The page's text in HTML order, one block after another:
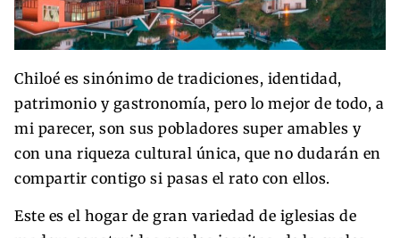
Chiloé es sinónimo de tradiciones, identidad,
patrimonio y gastronomía, pero lo mejor de todo, a
mi parecer, son sus pobladores super amables y
con una riqueza cultural única, que no dudarán en
compartir contigo si pasas el rato con ellos.
Este es el hogar de gran variedad de iglesias de